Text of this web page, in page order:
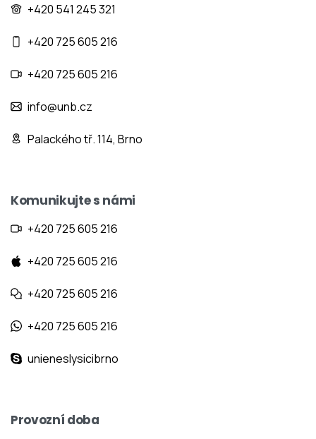
+420 541 245 321
+420 725 605 216
+420 725 605 216
info@unb.cz
Palackého tř. 114, Brno
Komunikujte s námi
+420 725 605 216
+420 725 605 216
+420 725 605 216
+420 725 605 216
unieneslysicibrno
Provozní doba